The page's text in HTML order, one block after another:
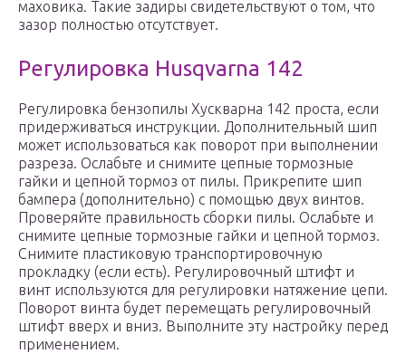
маховика. Такие задиры свидетельствуют о том, что
зазор полностью отсутствует.
Регулировка Husqvarna 142
Регулировка бензопилы Хускварна 142 проста, если
придерживаться инструкции. Дополнительный шип
может использоваться как поворот при выполнении
разреза. Ослабьте и снимите цепные тормозные
гайки и цепной тормоз от пилы. Прикрепите шип
бампера (дополнительно) с помощью двух винтов.
Проверяйте правильность сборки пилы. Ослабьте и
снимите цепные тормозные гайки и цепной тормоз.
Снимите пластиковую транспортировочную
прокладку (если есть). Регулировочный штифт и
винт используются для регулировки натяжение цепи.
Поворот винта будет перемещать регулировочный
штифт вверх и вниз. Выполните эту настройку перед
применением.